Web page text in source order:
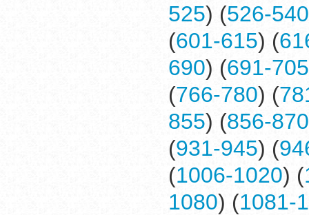
525) (526-540
(601-615) (
690) (691-705
(766-780) (
855) (856-870
(931-945) (
(1006-1020) (
1080) (1081-